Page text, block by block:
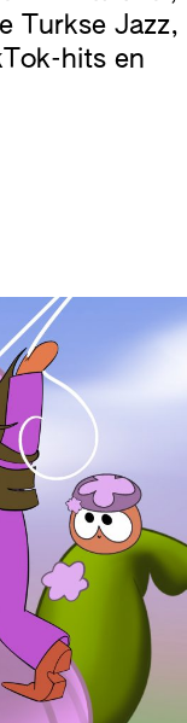
Turkse Jazz,
hits en